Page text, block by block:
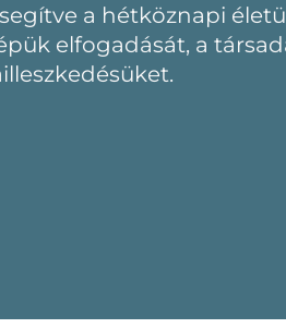
a hétköznapi
elfogadását, a